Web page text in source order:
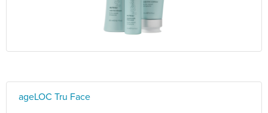
ageLOC Tru Face